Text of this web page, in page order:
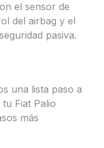
el sensor de
del airbag y el
pasiva.
una lista paso a
Fiat Palio
más